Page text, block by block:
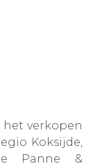
verkopen
Koksijde,
Panne &